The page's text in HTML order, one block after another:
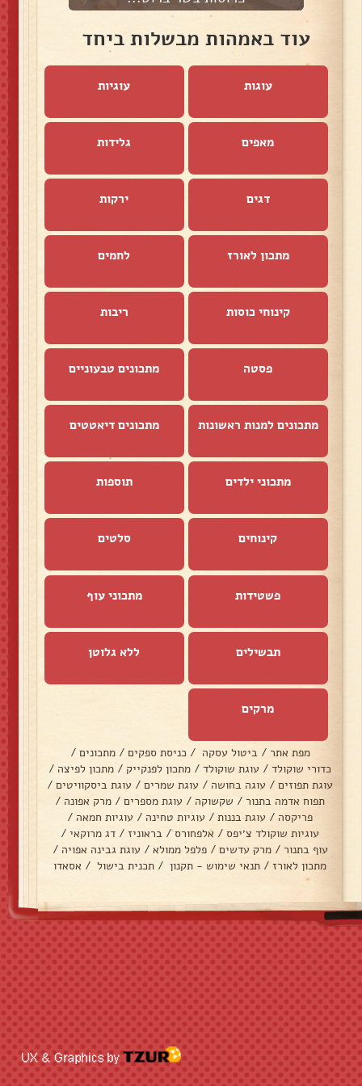
עוד באמהות מבשלות ביחד
עוגות עוגיות
מאפים גלידות
דגים ירקות
מתכון לאורז לחמים
קינוחי כוסות ריבות
פסטה מתכונים טבעוניים
מתכונים למנות ראשונות מתכונים דיאטטים
מתכוני ילדים תוספות
קינוחים סלטים
פשטידות מתכוני עוף
תבשילים ללא גלוטן
מרקים
מפת אתר / ביטול עסקה / כניסת ספקים / מתכונים /
כדורי שוקולד / עוגת שוקולד / מתכון לפנקייק / מתכון לפיצה /
עוגת תפוזים / עוגה בחושה / עוגת שמרים / עוגת ביסקוויטים /
תפוח אדמה בתנור / שקשוקה / עוגת מספרים / מרק אפונה /
פריקסה / עוגת בננות / עוגיות טחינה / עוגיות חמאה /
עוגיות שוקולד צ׳יפס / אלפחורס/ בראוניז / דג מרוקאי /
עוף בתנור / מרק עדשים / פלפל ממולא / עוגת גבינה אפויה /
מתכון לאורז / תנאי שימוש - תקנון / תכנית בישול / אסאדו